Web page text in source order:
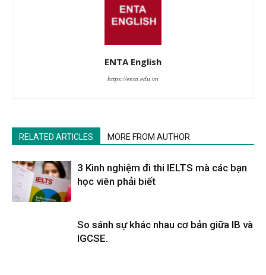
ENTA English
https://enta.edu.vn
RELATED ARTICLES MORE FROM AUTHOR
3 Kinh nghiệm đi thi IELTS mà các bạn
học viên phải biết
So sánh sự khác nhau cơ bản giữa IB và
IGCSE.